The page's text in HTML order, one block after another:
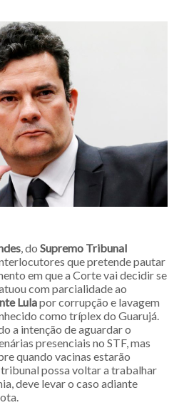
, do Supremo Tribunal
que pretende pautar
em que a Corte vai decidir se
com parcialidade ao
Lulapor corrupção e lavagem
como tríplex do Guarujá.
a intenção de aguardar o
presenciais no STF, mas
quando vacinas estarão
possa voltar a trabalhar
deve levar o caso adiante